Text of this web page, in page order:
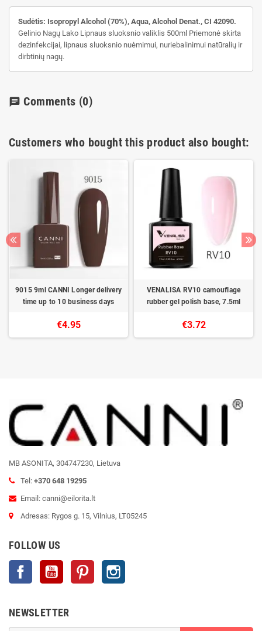
Sudėtis: Isopropyl Alcohol (70%), Aqua, Alcohol Denat., CI 42090.
Gelinio Nagų Lako Lipnaus sluoksnio valiklis 500ml Priemonė skirta
dezinfekcijai, lipnaus sluoksnio nuėmimui, nuriebalinimui natūralių ir
dirbtinių nagų.
chat Comments (0)
Customers who bought this product also bought:
9015 9ml CANNI Longer delivery
time up to 10 business days
€4.95
VENALISA RV10 camouflage
rubber gel polish base, 7.5ml
€3.72
MB ASONITA, 304747230, Lietuva
Tel: +370 648 19295
Email: canni@eilorita.lt
Adresas: Rygos g. 15, Vilnius, LT05245
FOLLOW US
Facebook YouTube Pinterest
NEWSLETTER